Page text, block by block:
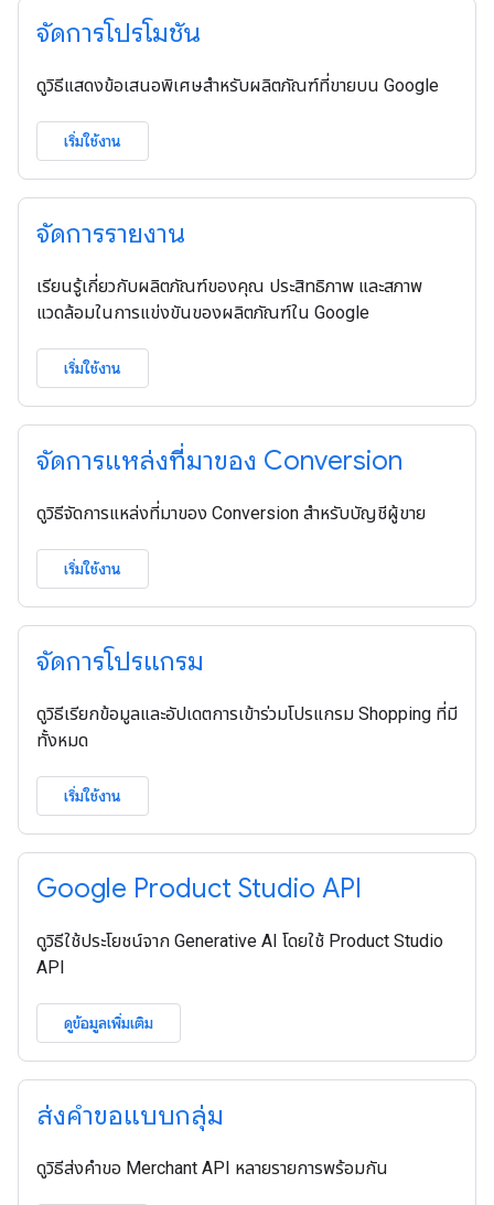
จัดการโปรโมชัน
ดูวิธีแสดงข้อเสนอพิเศษสำหรับผลิตภัณฑ์ที่ขายบน Google
เริ่มใช้งาน
จัดการรายงาน
เรียนรู้เกี่ยวกับผลิตภัณฑ์ของคุณ ประสิทธิภาพ และสภาพ
แวดล้อมในการแข่งขันของผลิตภัณฑ์ใน Google
เริ่มใช้งาน
จัดการแหล่งที่มาของ Conversion
ดูวิธีจัดการแหล่งที่มาของ Conversion สำหรับบัญชีผู้ขาย
เริ่มใช้งาน
จัดการโปรแกรม
ดูวิธีเรียกข้อมูลและอัปเดตการเข้าร่วมโปรแกรม Shopping ที่มี
ทั้งหมด
เริ่มใช้งาน
Google Product Studio API
ดูวิธีใช้ประโยชน์จาก Generative AI โดยใช้ Product Studio
API
ดูข้อมูลเพิ่มเติม
ส่งคําขอแบบกลุ่ม
ดูวิธีส่งคำขอ Merchant API หลายรายการพร้อมกัน